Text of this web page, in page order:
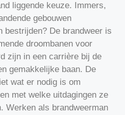
liggende keuze. Immers,
gebouwen
bestrijden? De brandweer is
droombanen voor
zijn in een carrière bij de
gemakkelijke baan. De
wat er nodig is om
met welke uitdagingen ze
Werken als brandweerman